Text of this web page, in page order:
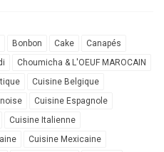
Bonbon Cake
Canapés
Choumicha & L'OEUF MAROCAIN
Cuisine Belgique
Cuisine Espagnole
Cuisine Italienne
Cuisine Mexicaine